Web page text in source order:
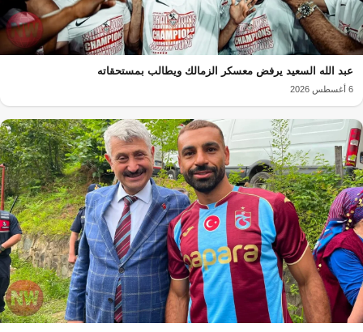
عبد الله السعيد يرفض معسكر الزمالك ويطالب بمستحقاته
6 أغسطس 2026